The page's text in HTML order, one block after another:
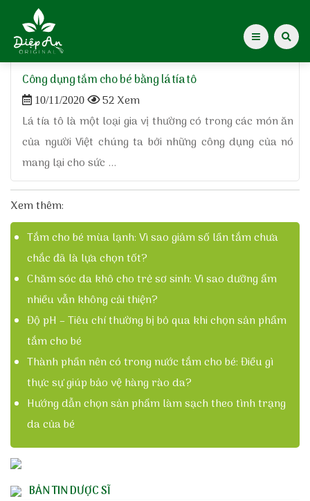
Giới thiệu Dược Khoa
Giới thiệu
Kiến thức cho mẹ
Tạp chí Diệp An Nhi
Tin tức
Điểm mua hàng
Home»
Công dụng tắm cho bé bằng lá tía tô
10/11/2020
52 Xem
Lá tía tô là một loại gia vị thường có trong các món ăn
của người Việt chúng ta bởi những công dụng của nó
mang lại cho sức ...
Xem thêm:
Tắm cho bé mùa lạnh: Vì sao giảm số lần tắm chưa
chắc đã là lựa chọn tốt?
Chăm sóc da khô cho trẻ sơ sinh: Vì sao dưỡng ẩm
nhiều vẫn không cải thiện?
Độ pH – Tiêu chí thường bị bỏ qua khi chọn sản phẩm
tắm cho bé
Thành phần nên có trong nước tắm cho bé: Điều gì
thực sự giúp bảo vệ hàng rào da?
Hướng dẫn chọn sản phẩm làm sạch theo tình trạng
da của bé
BẢN TIN DƯỢC SĨ